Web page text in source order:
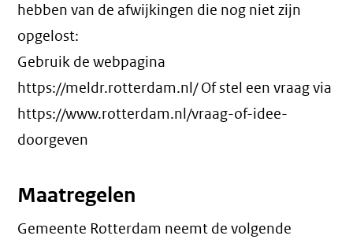
hebben van de afwijkingen die nog niet zijn
opgelost:
Gebruik de webpagina
https://meldr.rotterdam.nl/ Of stel een vraag via
https://www.rotterdam.nl/vraag-of-idee-
doorgeven
Maatregelen
Gemeente Rotterdam neemt de volgende